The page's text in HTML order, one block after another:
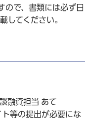
ので、書類には必ず日
してください。
融資担当 あて
等の提出が必要にな